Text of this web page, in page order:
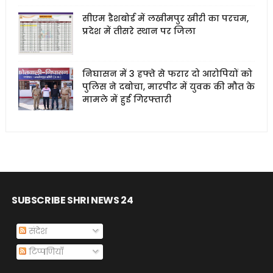
सीएम डैशबोर्ड में लखीमपुर खीरी का परचम,
प्रदेश में तीसरे स्थान पर जिला
निघासन में 3 हफ्ते से फरार दो आरोपियों को
पुलिस ने दबोचा, मारपीट में युवक की मौत के
मामले में हुई गिरफ्तारी
SUBSCRIBE SHRI NEWS 24
संदेश
टिप्पणियाँ